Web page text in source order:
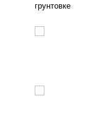
грунтовке